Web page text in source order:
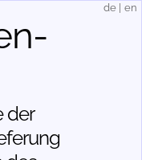
der
de en